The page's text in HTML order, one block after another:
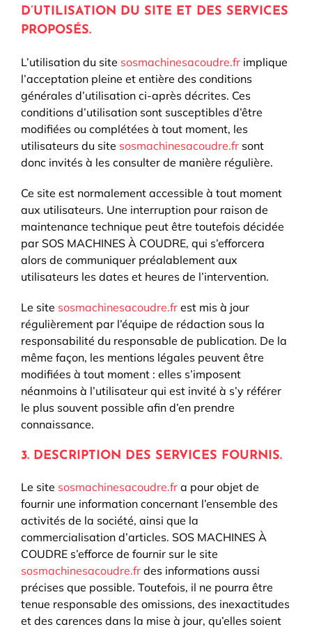
D’UTILISATION DU SITE ET DES SERVICES
PROPOSÉS.
L’utilisation du site sosmachinesacoudre.fr implique
l’acceptation pleine et entière des conditions
générales d’utilisation ci-après décrites. Ces
conditions d’utilisation sont susceptibles d’être
modifiées ou complétées à tout moment, les
utilisateurs du site sosmachinesacoudre.fr sont
donc invités à les consulter de manière régulière.
Ce site est normalement accessible à tout moment
aux utilisateurs. Une interruption pour raison de
maintenance technique peut être toutefois décidée
par SOS MACHINES À COUDRE, qui s’efforcera
alors de communiquer préalablement aux
utilisateurs les dates et heures de l’intervention.
Le site sosmachinesacoudre.fr est mis à jour
régulièrement par l’équipe de rédaction sous la
responsabilité du responsable de publication. De la
même façon, les mentions légales peuvent être
modifiées à tout moment : elles s’imposent
néanmoins à l’utilisateur qui est invité à s’y référer
le plus souvent possible afin d’en prendre
connaissance.
3. DESCRIPTION DES SERVICES FOURNIS.
Le site sosmachinesacoudre.fr a pour objet de
fournir une information concernant l’ensemble des
activités de la société, ainsi que la
commercialisation d’articles. SOS MACHINES À
COUDRE s’efforce de fournir sur le site
sosmachinesacoudre.fr des informations aussi
précises que possible. Toutefois, il ne pourra être
tenue responsable des omissions, des inexactitudes
et des carences dans la mise à jour, qu’elles soient